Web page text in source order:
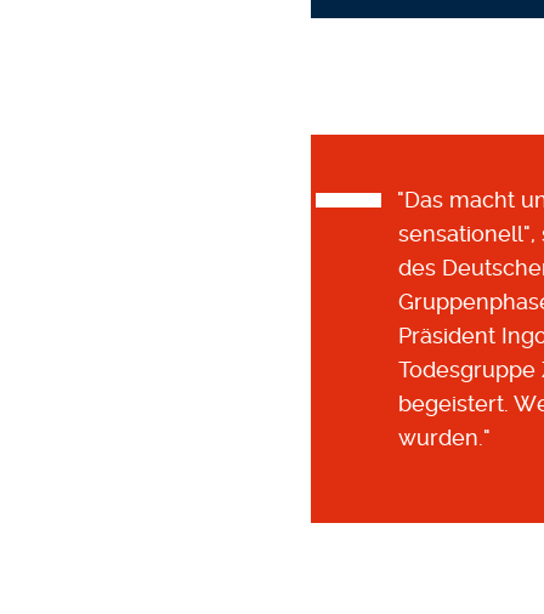
"Das macht
des
Präsident
begeistert.
wurden."